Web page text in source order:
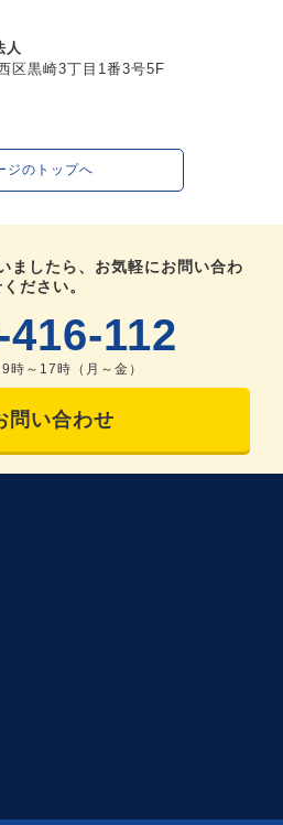
人
区黒崎3丁目1番3号5F
ジのトップへ
ましたら、お気軽にお問い合わ
ださい。
112
時～17時（月～金）
問い合わせ